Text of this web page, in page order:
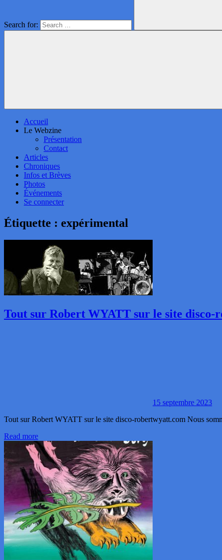
Search for:
Accueil
Le Webzine
Présentation
Contact
Articles
Chroniques
Infos et Brèves
Photos
Événements
Se connecter
Étiquette : expérimental
Tout sur Robert WYATT sur le site disco-
15 septembre 2023
Tout sur Robert WYATT sur le site disco-robertwyatt.com Nous
Read more